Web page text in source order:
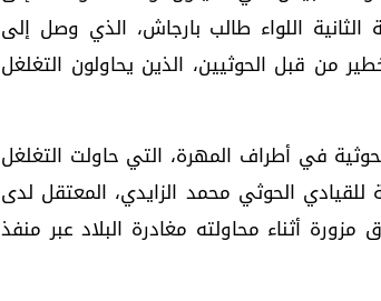
اللواء طالب بارجاش، الذي وصل إلى
من قبل الحوثيين، الذين يحاولون التغلغل
في أطراف المهرة، التي حاولت التغلغل
الحوثي محمد الزايدي، المعتقل لدى
أثناء محاولته مغادرة البلاد عبر منفذ